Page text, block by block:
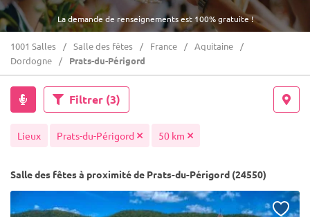
La demande de renseignements est 100% gratuite !
1001 Salles Salle des fêtes France
Aquitaine
Dordogne
Prats-du-Périgord
Filtrer (3)
Lieux Prats-du-Périgord 50 km
Salle des fêtes à proximité de Prats-du-Périgord (24550)